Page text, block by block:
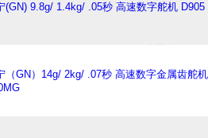
(GN) 9.8g/ 1.4kg/ .05秒 高速数字舵机 D905
（GN）14g/ 2kg/ .07秒 高速数字金属齿舵机